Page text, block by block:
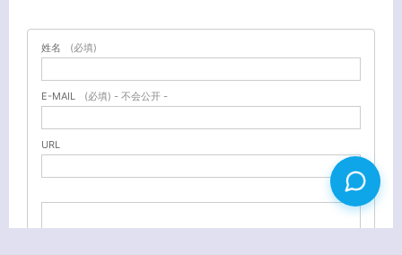
姓名 (必填)
E-MAIL (必填) - 不会公开 -
URL